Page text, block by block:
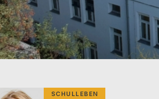
SCHULLEBEN